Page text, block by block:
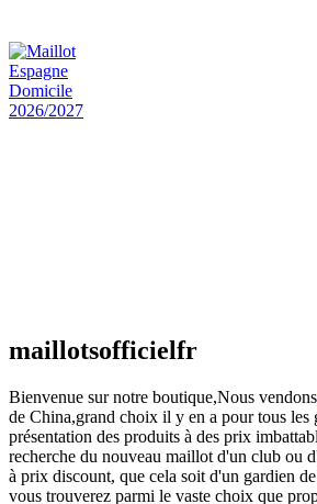
maillotsofficielfr
Bienvenue sur notre boutique,Nous vendons
de China,grand choix il y en a pour tous les
présentation des produits à des prix
recherche du nouveau maillot d'un club ou
à prix discount, que cela soit d'un gardien
vous trouverez parmi le vaste choix que